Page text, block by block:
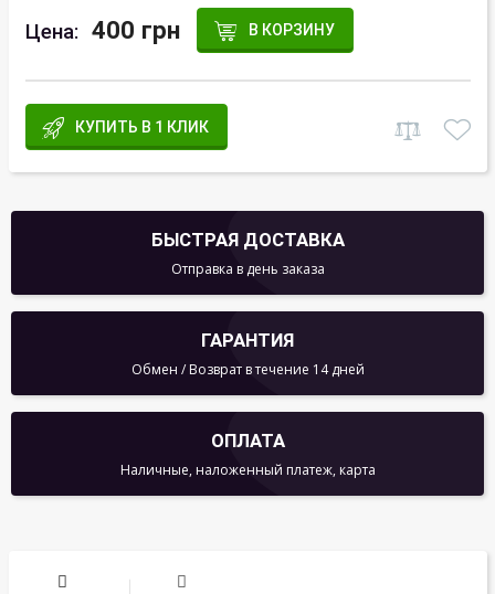
Цена: 400 грн В КОРЗИНУ
КУПИТЬ В 1 КЛИК
БЫСТРАЯ ДОСТАВКА
Отправка в день заказа
ГАРАНТИЯ
Обмен / Возврат в течение 14 дней
ОПЛАТА
Наличные, наложенный платеж, карта